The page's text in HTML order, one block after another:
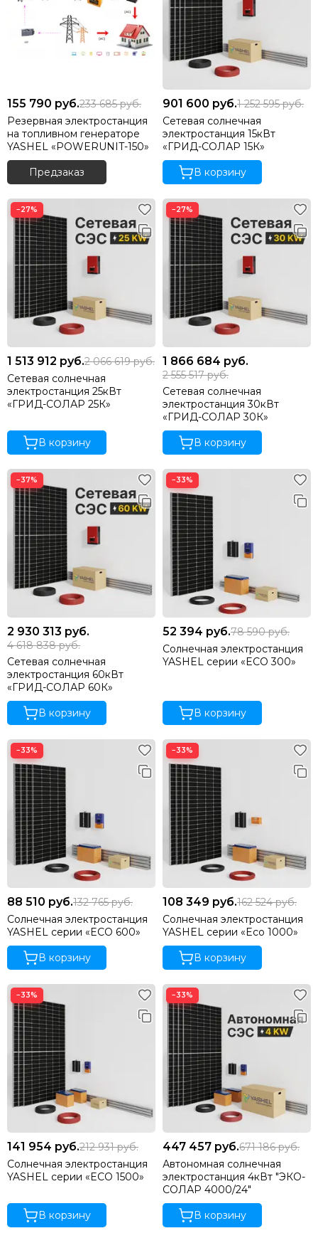
155 790 руб.233 685руб.
Резервная электростанция
на топливном генераторе
YASHEL «POWERUNIT-150»
Предзаказ
901 600 руб.1 252 595руб.
Сетевая солнечная
электростанция 15кВт
«ГРИД-СОЛАР 15К»
В корзину
−27%
1 513 912 руб.2 066 619руб.
Сетевая солнечная
электростанция 25кВт
«ГРИД-СОЛАР 25К»
В корзину
−27%
1 866 684 руб.
2 555 517руб.
Сетевая солнечная
электростанция 30кВт
«ГРИД-СОЛАР 30К»
В корзину
−37%
2 930 313 руб.
4 618 838руб.
Сетевая солнечная
электростанция 60кВт
«ГРИД-СОЛАР 60К»
В корзину
−33%
52 394 руб.78 590руб.
Солнечная электростанция
YASHEL серии «ECO 300»
В корзину
−33%
88 510 руб.132 765руб.
Солнечная электростанция
YASHEL серии «ECO 600»
В корзину
−33%
108 349 руб.162 524руб.
Солнечная электростанция
YASHEL серии «Eco 1000»
В корзину
−33%
141 954 руб.212 931руб.
Солнечная электростанция
YASHEL серии «ECO 1500»
В корзину
−33%
447 457 руб.671 186руб.
Автономная солнечная
электростанция 4кВт "ЭКО-
СОЛАР 4000/24"
В корзину